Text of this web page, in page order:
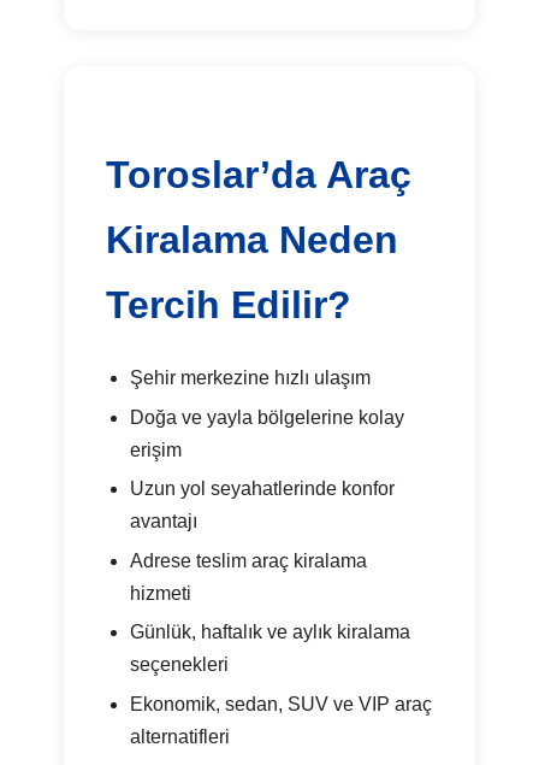
Toroslar’da Araç
Kiralama Neden
Tercih Edilir?
Şehir merkezine hızlı ulaşım
Doğa ve yayla bölgelerine kolay
erişim
Uzun yol seyahatlerinde konfor
avantajı
Adrese teslim araç kiralama
hizmeti
Günlük, haftalık ve aylık kiralama
seçenekleri
Ekonomik, sedan, SUV ve VIP araç
alternatifleri